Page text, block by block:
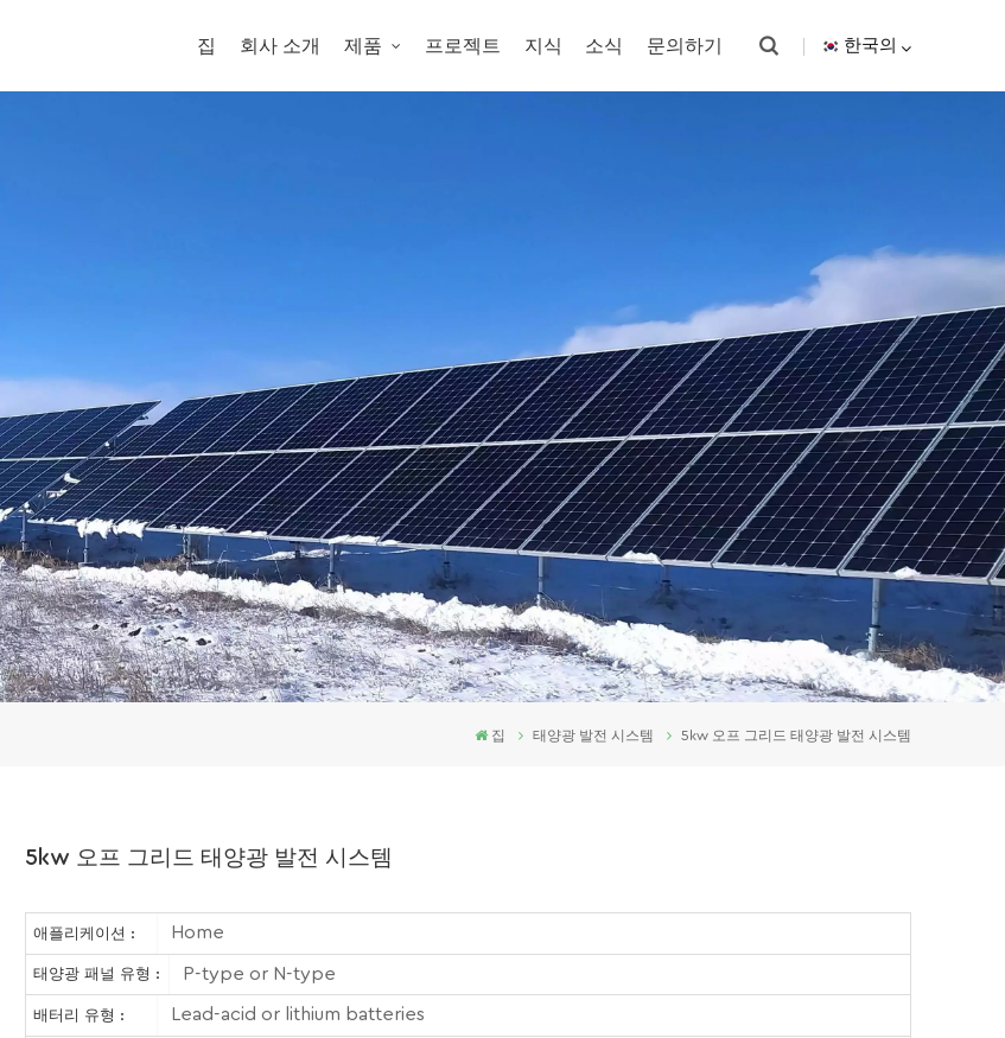
집 회사 소개 제품 프로젝트 지식 소식 문의하기 한국의
집 태양광 발전 시스템 5kw 오프 그리드 태양광 발전 시스템
5kw 오프 그리드 태양광 발전 시스템
애플리케이션 : Home
태양광 패널 유형 : P-type or N-type
배터리 유형 : Lead-acid or lithium batteries